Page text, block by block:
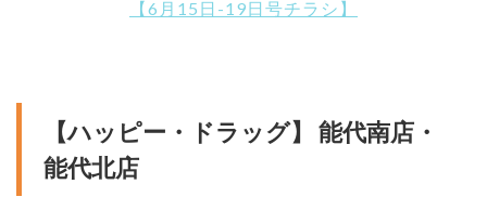
【6月15日-19日号チラシ】
【ハッピー・ドラッグ】 能代南店・
能代北店